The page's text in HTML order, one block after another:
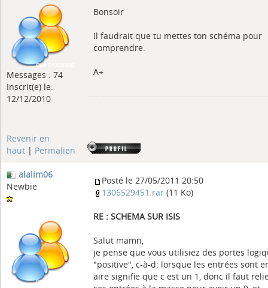
Messages : 74
Inscrit(e) le:
12/12/2010
Bonsoir
Il faudrait que tu mettes ton schéma pour
comprendre.
A+
Revenir en
haut | Permalien
alalim06
Newbie
Posté le 27/05/2011 20:50
1306529451.rar (11 Ko)
RE : SCHEMA SUR ISIS
Salut mamn,
je pense que vous utilisiez des portes
"positive", c-à-d: lorsque les entrées sont
aire signifie que c est un 1, donc il faut